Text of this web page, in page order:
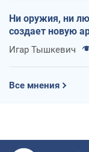
Ни оружия, ни
создает новую
Игар Тышкевич
Все мнения